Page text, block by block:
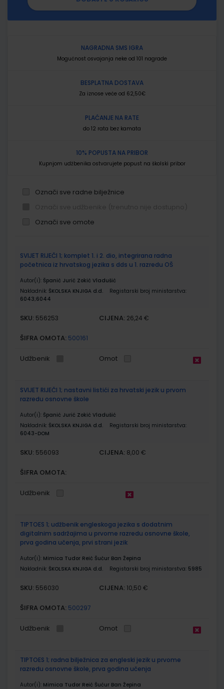
NAGRADNA SMS IGRA
Mogućnost osvajanja neke od 101 nagrade
BESPLATNA DOSTAVA
Za iznose veće od 62,50€
PLAĆANJE NA RATE
do 12 rata bez kamata
10% POPUSTA NA PRIBOR
Kupnjom udžbenika ostvarujete popust na školski pribor
Označi sve radne bilježnice
Označi sve omote
proizvodi
SVIJET RIJEČI 1; komplet 1. i 2. dio, integrirana radna
početnica iz hrvatskog jezika s dds u 1. razredu OŠ
Autor(i): Španić Jurić Zokić Vladušić
Nakladnik: ŠKOLSKA KNJIGA d.d.
Registarski broj ministarstva:
6043;6044
SKU: 556253 CIJENA: 26,24 €
ŠIFRA OMOTA: 500161
Udžbenik Omot
SVIJET RIJEČI 1; nastavni listići za hrvatski jezik u prvom
razredu osnovne škole
Autor(i): Španić Jurić Zokić Vladušić
Nakladnik: ŠKOLSKA KNJIGA d.d.
Registarski broj ministarstva:
6043-DOM
SKU: 556093 CIJENA: 8,00 €
ŠIFRA OMOTA:
Udžbenik
TIPTOES 1; udžbenik engleskoga jezika s dodatnim
digitalnim sadržajima u prvome razredu osnovne škole,
prva godina učenja, prvi strani jezik
Autor(i): Mimica Tudor Reić Šućur Ban Žepina
Nakladnik: ŠKOLSKA KNJIGA d.d. Registarski broj ministarstva: 5985
SKU: 556030 CIJENA: 10,50 €
ŠIFRA OMOTA: 500297
Udžbenik Omot
TIPTOES 1; radna bilježnica za engleski jezik u prvome
razredu osnovne škole, prva godina učenja
Autor(i): Mimica Tudor Reić Šućur Ban Žepina